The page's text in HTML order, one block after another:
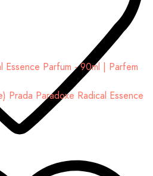
Prada Paradoxe Radical Essence